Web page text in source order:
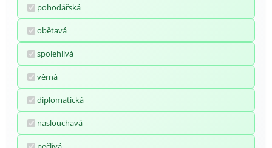
pohodářská
obětavá
spolehlivá
věrná
diplomatická
naslouchavá